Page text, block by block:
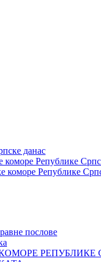
данас
коморе Републике
коморе Републике
послове
РЕПУБЛИКЕ